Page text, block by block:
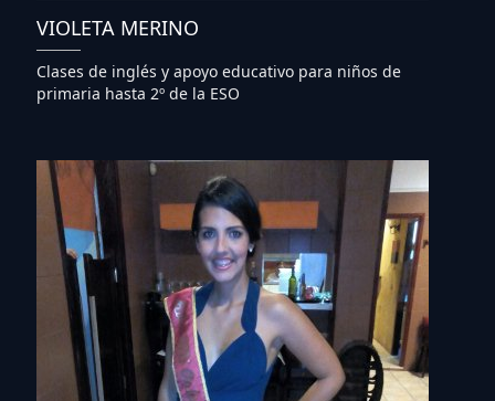
VIOLETA MERINO
Clases de inglés y apoyo educativo para niños de
primaria hasta 2º de la ESO